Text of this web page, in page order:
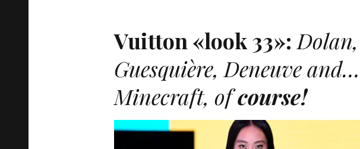
Vuitton «look 33»: Dolan,
Guesquière, Deneuve and…
Minecraft, ofcourse!